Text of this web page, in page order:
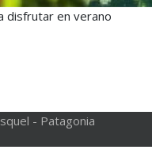
disfrutar en verano
- Patagonia